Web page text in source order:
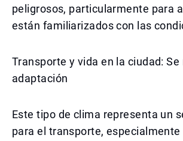
peligrosos, particularmente para
están familiarizados con las
Transporte y vida en la ciudad: Se
adaptación
Este tipo de clima representa un
para el transporte, especialmente